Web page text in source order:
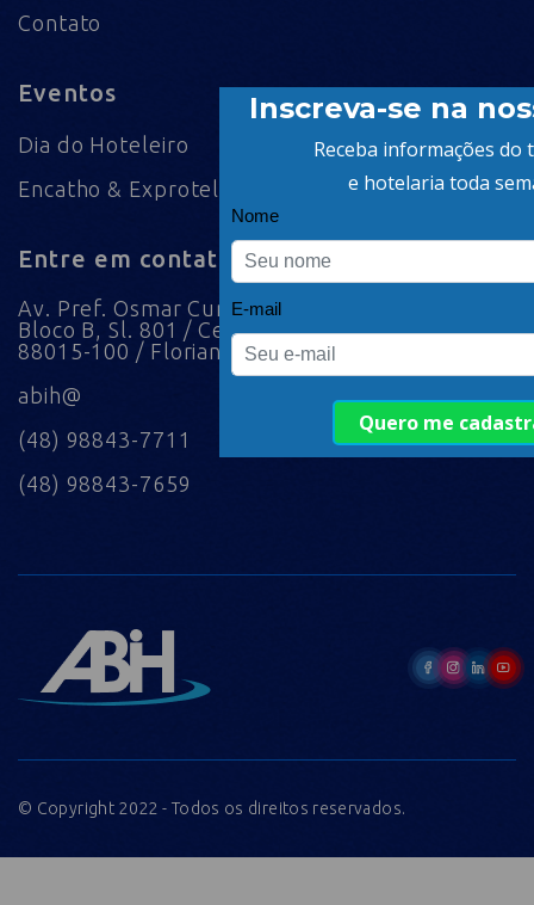
Contato
Eventos
Dia do Hoteleiro
Encatho & Exprotel
Entre em contato
Av. Pref. Osmar Cunha, 183 /
Bloco B, Sl. 801 / Centro /
88015-100 / Florianópolis / SC
abih@
(48) 98843-7711
(48) 98843-7659
© Copyright 2022 - Todos os direitos reservados.